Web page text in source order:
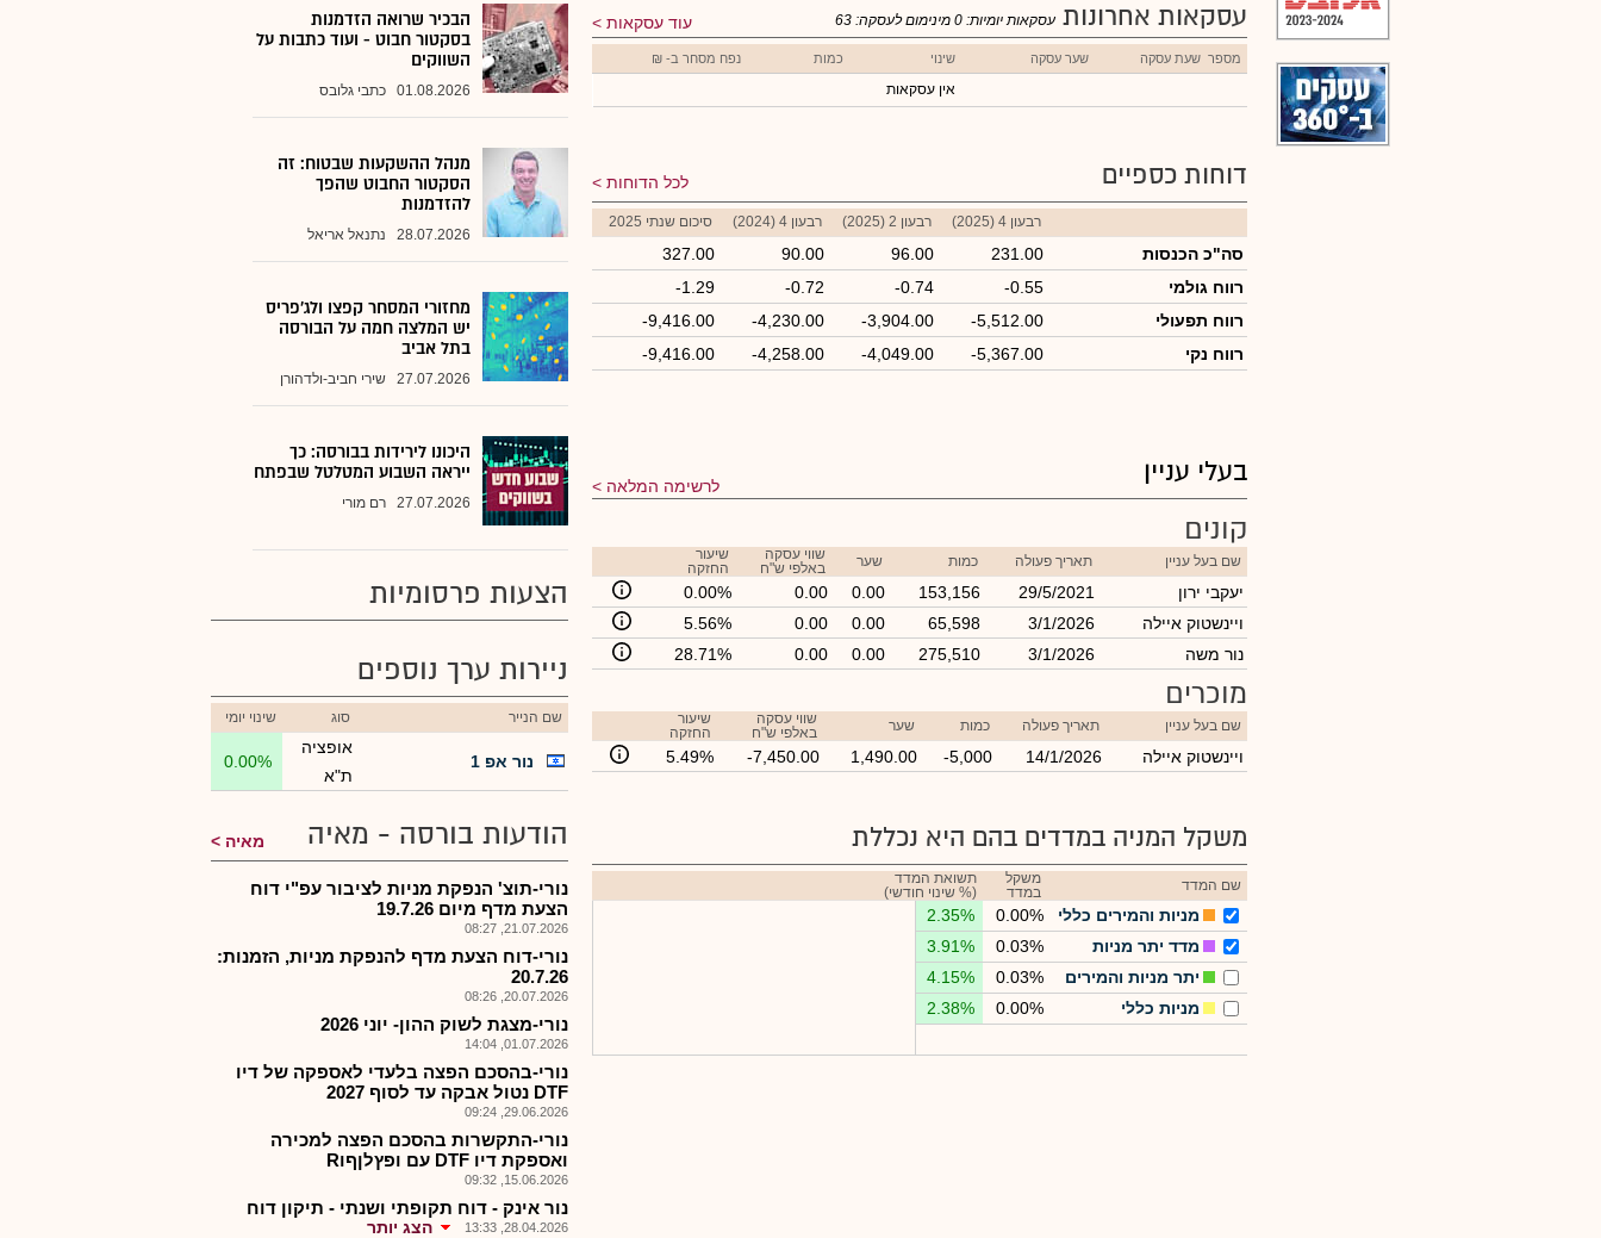
עסקאות אחרונות עוד עסקאות עסקאות יומיות: 0 מינימום לעסקה: 63
מספר שעת עסקה שער עסקה שינוי כמות נפח מסחר ב- ₪
אין עסקאות
דוחות כספיים לכל הדוחות
רבעון 4 (2025) רבעון 2 (2025) רבעון 4 (2024) סיכום שנתי 2025
סה"כ הכנסות 231.00
96.00
90.00
327.00
רווח גולמי
-0.55
-0.74
-0.72
-1.29
רווח תפעולי
-5,512.00
-3,904.00
-4,230.00
-9,416.00
רווח נקי
-5,367.00
-4,049.00
-4,258.00
-9,416.00
בעלי עניין לרשימה המלאה
קונים
שם בעל עניין תאריך פעולה כמות שער
שווי עסקה
באלפי ש"ח
שיעור
החזקה
יעקבי ירון 29/5/2021
153,156
0.00
0.00
0.00%
ויינשטוק איילה
3/1/2026
65,598
0.00
0.00
5.56%
נור משה
3/1/2026
275,510
0.00
0.00
28.71%
מוכרים
שם בעל עניין תאריך פעולה כמות שער
שווי עסקה
באלפי ש"ח
שיעור
החזקה
ויינשטוק איילה 14/1/2026
-5,000
1,490.00
-7,450.00
5.49%
משקל המניה במדדים בהם היא נכללת
שם המדד
משקל
במדד
תשואת המדד
(% שינוי חודשי)
מניות והמירים כללי 0.00%
2.35%
מדד יתר מניות
0.03%
3.91%
יתר מניות והמירים
0.03%
4.15%
מניות כללי
0.00%
2.38%
הבכיר שרואה הזדמנות
בסקטור חבוט - ועוד כתבות על
השווקים
01.08.2026 כתבי גלובס
מנהל ההשקעות שבטוח: זה
הסקטור החבוט שהפך
להזדמנות
28.07.2026 נתנאל אריאל
מחזורי המסחר קפצו ולג'פריס
יש המלצה חמה על הבורסה
בתל אביב
27.07.2026 שירי חביב-ולדהורן
היכונו לירידות בבורסה: כך
ייראה השבוע המטלטל שבפתח
27.07.2026 רם מורי
הצעות פרסומיות
ניירות ערך נוספים
שם הנייר סוג שינוי יומי
נור אפ 1
אופציה
ת"א
0.00%
הודעות בורסה - מאיה מאיה
נורי-תוצ' הנפקת מניות לציבור עפ"י דוח
הצעת מדף מיום 19.7.26
21.07.2026, 08:27
נורי-דוח הצעת מדף להנפקת מניות, הזמנות:
20.7.26
20.07.2026, 08:26
נורי-מצגת לשוק ההון- יוני 2026
01.07.2026, 14:04
נורי-בהסכם הפצה בלעדי לאספקה של דיו
DTF נטול אבקה עד לסוף 2027
29.06.2026, 09:24
נורי-התקשרות בהסכם הפצה למכירה
ואספקת דיו DTF עם ופץלןףוR
15.06.2026, 09:32
נור אינק - דוח תקופתי ושנתי - תיקון דוח
28.04.2026, 13:33 הצג יותר